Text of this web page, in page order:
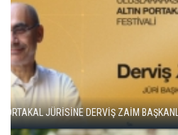
ADANA ALTIN KOZA'DA JÜRİ